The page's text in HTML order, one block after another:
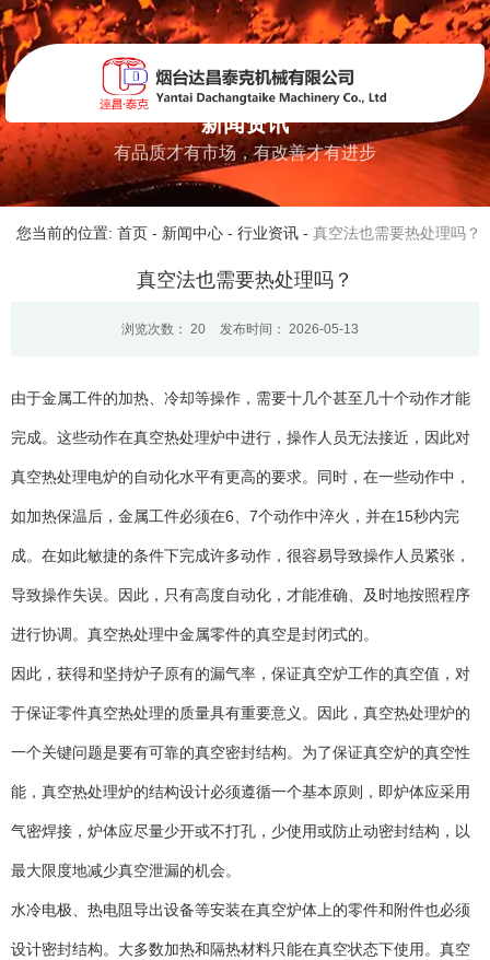
新闻资讯
有品质才有市场，有改善才有进步
您当前的位置: 首页 - 新闻中心 - 行业资讯 - 真空法也需要热处理吗？
真空法也需要热处理吗？
浏览次数： 20 发布时间： 2026-05-13
由于金属工件的加热、冷却等操作，需要十几个甚至几十个动作才能
完成。这些动作在真空热处理炉中进行，操作人员无法接近，因此对
真空热处理电炉的自动化水平有更高的要求。同时，在一些动作中，
如加热保温后，金属工件必须在6、7个动作中淬火，并在15秒内完
成。在如此敏捷的条件下完成许多动作，很容易导致操作人员紧张，
导致操作失误。因此，只有高度自动化，才能准确、及时地按照程序
进行协调。真空热处理中金属零件的真空是封闭式的。
因此，获得和坚持炉子原有的漏气率，保证真空炉工作的真空值，对
于保证零件真空热处理的质量具有重要意义。因此，真空热处理炉的
一个关键问题是要有可靠的真空密封结构。为了保证真空炉的真空性
能，真空热处理炉的结构设计必须遵循一个基本原则，即炉体应采用
气密焊接，炉体应尽量少开或不打孔，少使用或防止动密封结构，以
最大限度地减少真空泄漏的机会。
水冷电极、热电阻导出设备等安装在真空炉体上的零件和附件也必须
设计密封结构。大多数加热和隔热材料只能在真空状态下使用。真空